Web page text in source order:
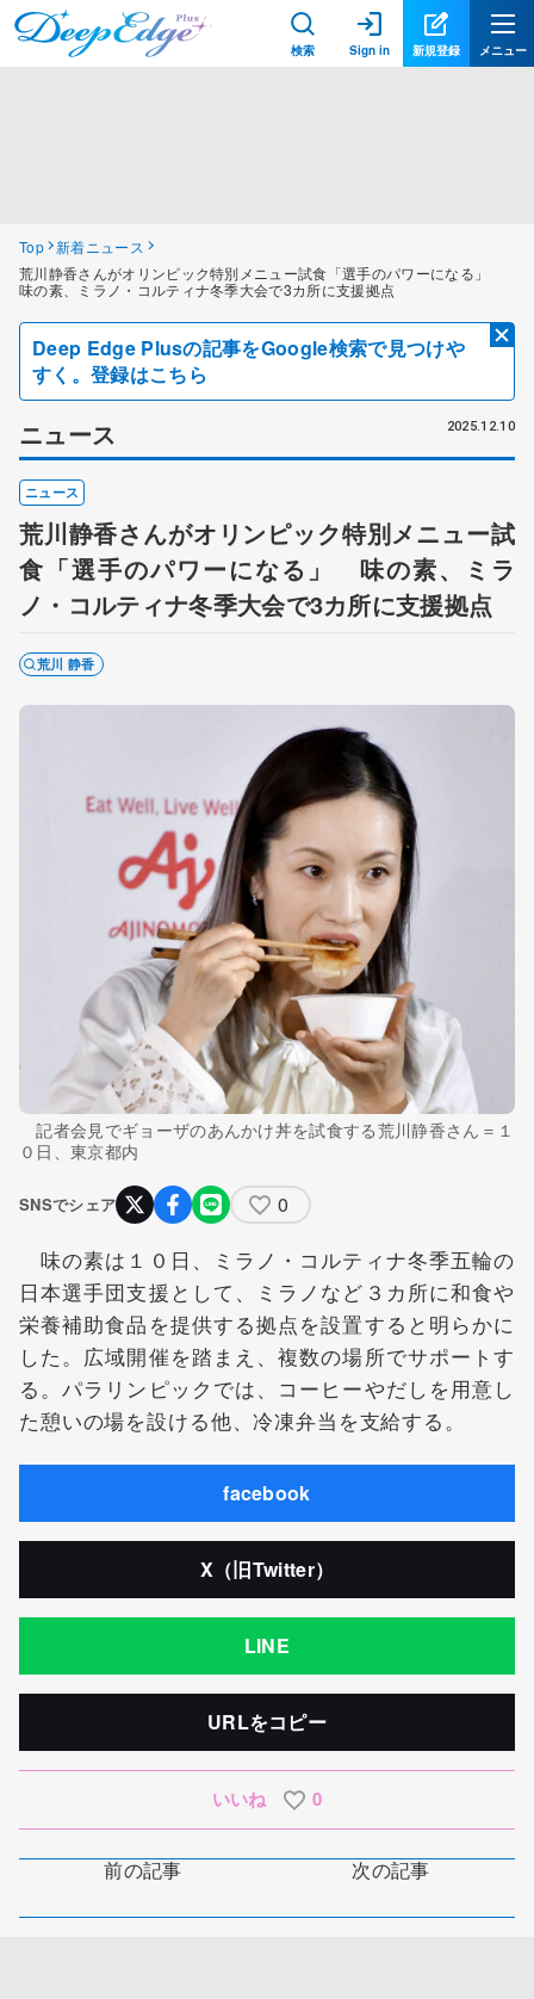
検索 Sign in 新規登録 メニュー
Top 新着ニュース
荒川静香さんがオリンピック特別メニュー試食「選手のパワーになる」
味の素、ミラノ・コルティナ冬季大会で3カ所に支援拠点
Deep Edge Plusの記事をGoogle検索で見つけや
すく。登録はこちら
ニュース 2025.12.10
ニュース
荒川静香さんがオリンピック特別メニュー試
食「選手のパワーになる」 味の素、ミラ
ノ・コルティナ冬季大会で3カ所に支援拠点
荒川 静香
記者会見でギョーザのあんかけ丼を試食する荒川静香さん＝１
０日、東京都内
SNSでシェア 0
味の素は１０日、ミラノ・コルティナ冬季五輪の
日本選手団支援として、ミラノなど３カ所に和食や
栄養補助食品を提供する拠点を設置すると明らかに
した。広域開催を踏まえ、複数の場所でサポートす
る。パラリンピックでは、コーヒーやだしを用意し
た憩いの場を設ける他、冷凍弁当を支給する。
facebook
X（旧Twitter）
LINE
URLをコピー
いいね 0
前の記事 次の記事